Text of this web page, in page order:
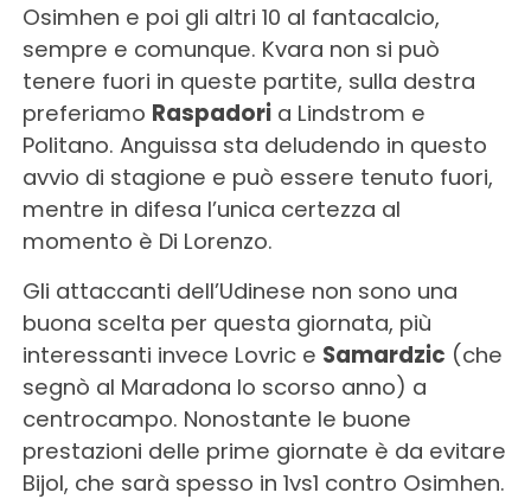
Osimhen e poi gli altri 10 al fantacalcio,
sempre e comunque. Kvara non si può
tenere fuori in queste partite, sulla destra
preferiamo Raspadoria Lindstrom e
Politano. Anguissa sta deludendo in questo
avvio di stagione e può essere tenuto fuori,
mentre in difesa l’unica certezza al
momento è Di Lorenzo.
Gli attaccanti dell’Udinese non sono una
buona scelta per questa giornata, più
interessanti invece Lovric e Samardzic (che
segnò al Maradona lo scorso anno) a
centrocampo. Nonostante le buone
prestazioni delle prime giornate è da evitare
Bijol, che sarà spesso in 1vs1 contro Osimhen.